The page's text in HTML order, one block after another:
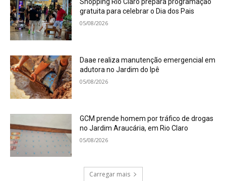
Shopping Rio Claro prepara programação
gratuita para celebrar o Dia dos Pais
05/08/2026
Daae realiza manutenção emergencial em
adutora no Jardim do Ipê
05/08/2026
GCM prende homem por tráfico de drogas
no Jardim Araucária, em Rio Claro
05/08/2026
Carregar mais